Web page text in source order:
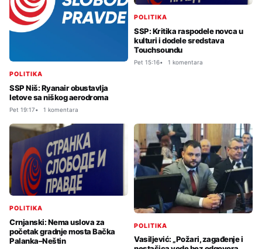
POLITIKA
SSP Niš: Ryanair obustavlja
letove sa niškog aerodroma
Pet 19:17 1 komentara
POLITIKA
SSP: Kritika raspodele novca u
kulturi i dodele sredstava
Touchsoundu
Pet 15:16 1 komentara
POLITIKA
Crnjanski: Nema uslova za
početak gradnje mosta Bačka
Palanka–Neštin
POLITIKA
Vasiljević: „Požari, zagađenje i